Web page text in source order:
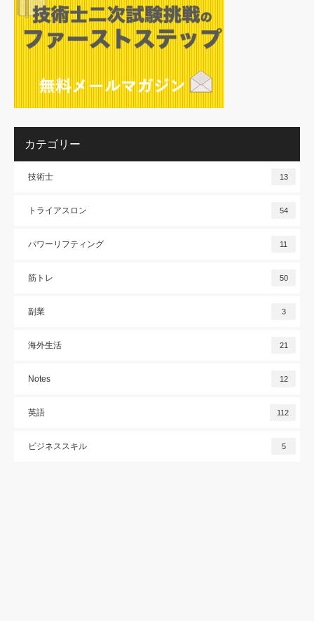
カテゴリー
技術士 13
トライアスロン 54
パワーリフティング 11
筋トレ 50
副業 3
海外生活 21
Notes 12
英語 112
ビジネススキル 5